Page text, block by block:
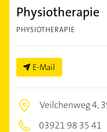
Physiotherapie
PHYSIOTHERAPIE
E-Mail
Veilchenweg 4,
03921 98 35 41